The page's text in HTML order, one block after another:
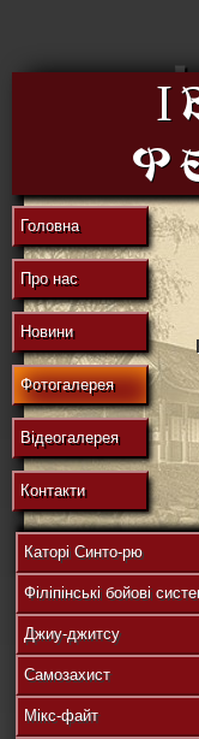
Головна
Про нас
Новини
Фотогалерея
Відеогалерея
Контакти
Каторі Синто-рю
Філіпінські бойові
Джиу-джитсу
Самозахист
Мікс-файт